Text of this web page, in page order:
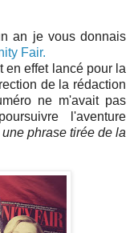
an je vous donnais
Fair.
en effet lancé pour la
de la rédaction
ne m'avait pas
l'aventure
phrase tirée de la